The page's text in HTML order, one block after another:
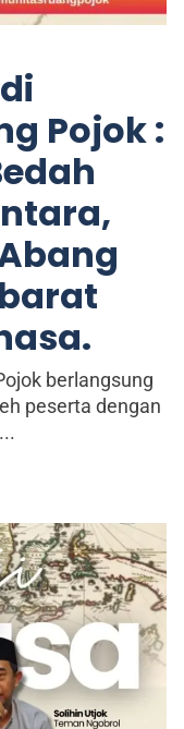
Pojok :
berlangsung
peserta dengan